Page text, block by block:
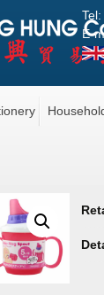
E-
Bottle